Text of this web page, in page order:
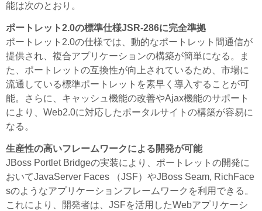
能は次のとおり。
ポートレット2.0の標準仕様JSR-286に完全準拠
ポートレット2.0の仕様では、動的なポートレット間通信が
提供され、複合アプリケーションの構築が簡単になる。ま
た、ポートレットの互換性が向上されているため、市場に
流通している標準ポートレットを素早く導入することが可
能。さらに、キャッシュ機能の改善やAjax機能のサポート
により、Web2.0に対応したポータルサイトの構築が容易に
なる。
生産性の高いフレームワークによる開発が可能
JBoss Portlet Bridgeの実装により、ポートレットの開発に
おいてJavaServer Faces （JSF）やJBoss Seam, RichFace
sのようなアプリケーションフレームワークを利用できる。
これにより、開発者は、JSFを活用したWebアプリケーシ